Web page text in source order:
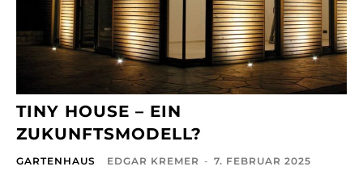
TINY HOUSE – EIN
ZUKUNFTSMODELL?
GARTENHAUS EDGAR KREMER - 7. FEBRUAR 2025